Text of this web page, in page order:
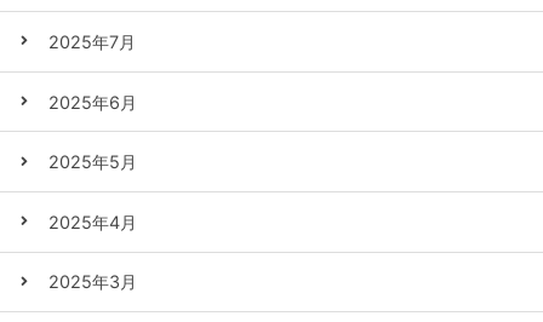
2025年7月
2025年6月
2025年5月
2025年4月
2025年3月